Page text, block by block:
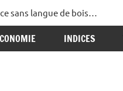
sans langue de bois…
INDICES